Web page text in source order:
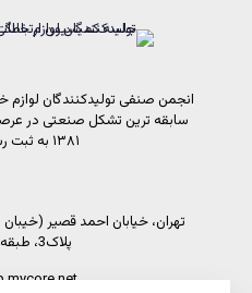
انجمن صنفی تولیدکنندگان لوازم
سابقه ترین تشکل صنعتی در
۱۳۸۱ به ثبت رسیده است.
تهران، خیابان احمد قصیر
پلاک3، طبقه 4، واحد 7